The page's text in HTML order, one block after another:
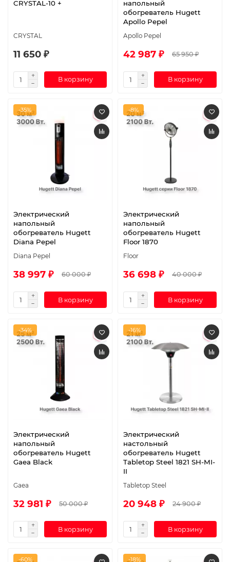
CRYSTAL-10 +
CRYSTAL
11 650 ₽
В корзину
напольный
обогреватель Hugett
Apollo Pepel
Apollo Pepel
42 987 ₽ 65 950 ₽
В корзину
-35%
Электрический
напольный
обогреватель Hugett
Diana Pepel
Diana Pepel
38 997 ₽ 60 000 ₽
В корзину
-8%
Электрический
напольный
обогреватель Hugett
Floor 1870
Floor
36 698 ₽ 40 000 ₽
В корзину
-34%
Электрический
напольный
обогреватель Hugett
Gaea Black
Gaea
32 981 ₽ 50 000 ₽
В корзину
-16%
Электрический
настольный
обогреватель Hugett
Tabletop Steel 1821 SH-MI-
II
Tabletop Steel
20 948 ₽ 24 900 ₽
В корзину
-60% -18%